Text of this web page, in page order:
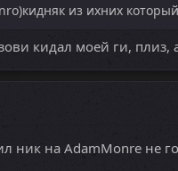
из ихних
кидал моей ги, плиз,
ник на AdamMonre не